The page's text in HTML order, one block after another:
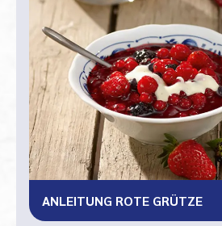
ANLEITUNG ROTE GRÜTZE